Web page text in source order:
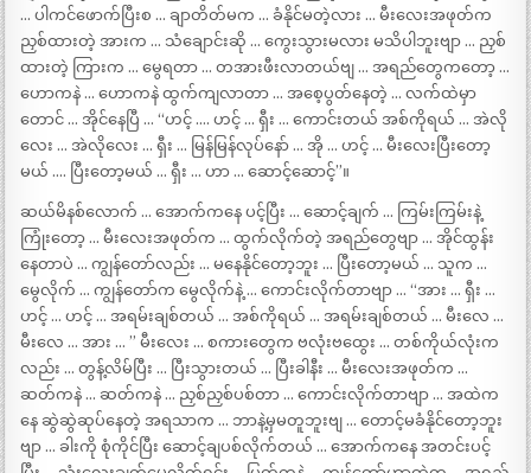
… ပါကင်ဖောက်ပြီးစ … ချာတိတ်မက … ခံနိုင်မတဲ့လား … မီးလေးအဖုတ်က
ညှစ်ထားတဲ့ အားက … သံချောင်းဆို … ကွေးသွားမလား မသိပါဘူးဗျာ … ညှစ်
ထားတဲ့ ကြားက … မွေရတာ … တအားဖီးလာတယ်ဗျ … အရည်တွေကတော့ …
ဟောကနဲ … ဟောကနဲ ထွက်ကျလာတာ … အစေ့ပွတ်နေတဲ့ … လက်ထဲမှာ
တောင် … အိုင်နေပြီ … “ဟင့် …. ဟင့် … ရှီး … ကောင်းတယ် အစ်ကိုရယ် … အဲလို
လေး … အဲလိုလေး … ရှီး … မြန်မြန်လုပ်နော် … အို … ဟင့် … မီးလေးပြီးတော့
မယ် …. ပြီးတော့မယ် … ရှီး … ဟာ … ဆောင့်ဆောင့်”။
ဆယ်မိနစ်လောက် … အောက်ကနေ ပင့်ပြီး … ဆောင့်ချက် … ကြမ်းကြမ်းနဲ့
ကြုံးတော့ … မီးလေးအဖုတ်က … ထွက်လိုက်တဲ့ အရည်တွေဗျာ … အိုင်ထွန်း
နေတာပဲ … ကျွန်တော်လည်း … မနေနိုင်တော့ဘူး … ပြီးတော့မယ် … သူက …
မွေလိုက် … ကျွန်တော်က မွေလိုက်နဲ့ … ကောင်းလိုက်တာဗျာ … “အား … ရှီး …
ဟင့် … ဟင့် … အရမ်းချစ်တယ် … အစ်ကိုရယ် … အရမ်းချစ်တယ် … မီးလေ …
မီးလေ … အား … ” မီးလေး … စကားတွေက ဗလုံးဗထွေး … တစ်ကိုယ်လုံးက
လည်း … တွန့်လိမ်ပြီး … ပြီးသွားတယ် … ပြီးခါနီး … မီးလေးအဖုတ်က …
ဆတ်ကနဲ … ဆတ်ကနဲ … ညှစ်ညှစ်ပစ်တာ … ကောင်းလိုက်တာဗျာ … အထဲက
နေ ဆွဲဆွဲဆုပ်နေတဲ့ အရသာက … ဘာနဲ့မှမတူဘူးဗျ … တောင့်မခံနိုင်တော့ဘူး
ဗျာ … ခါးကို စုံကိုင်ပြီး ဆောင့်ချပစ်လိုက်တယ် … အောက်ကနေ အတင်းပင့်